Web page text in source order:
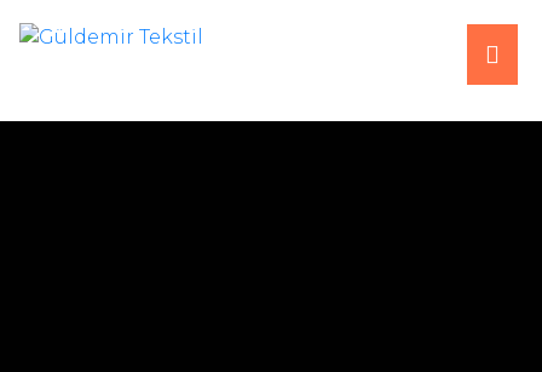
ANA SAYFA